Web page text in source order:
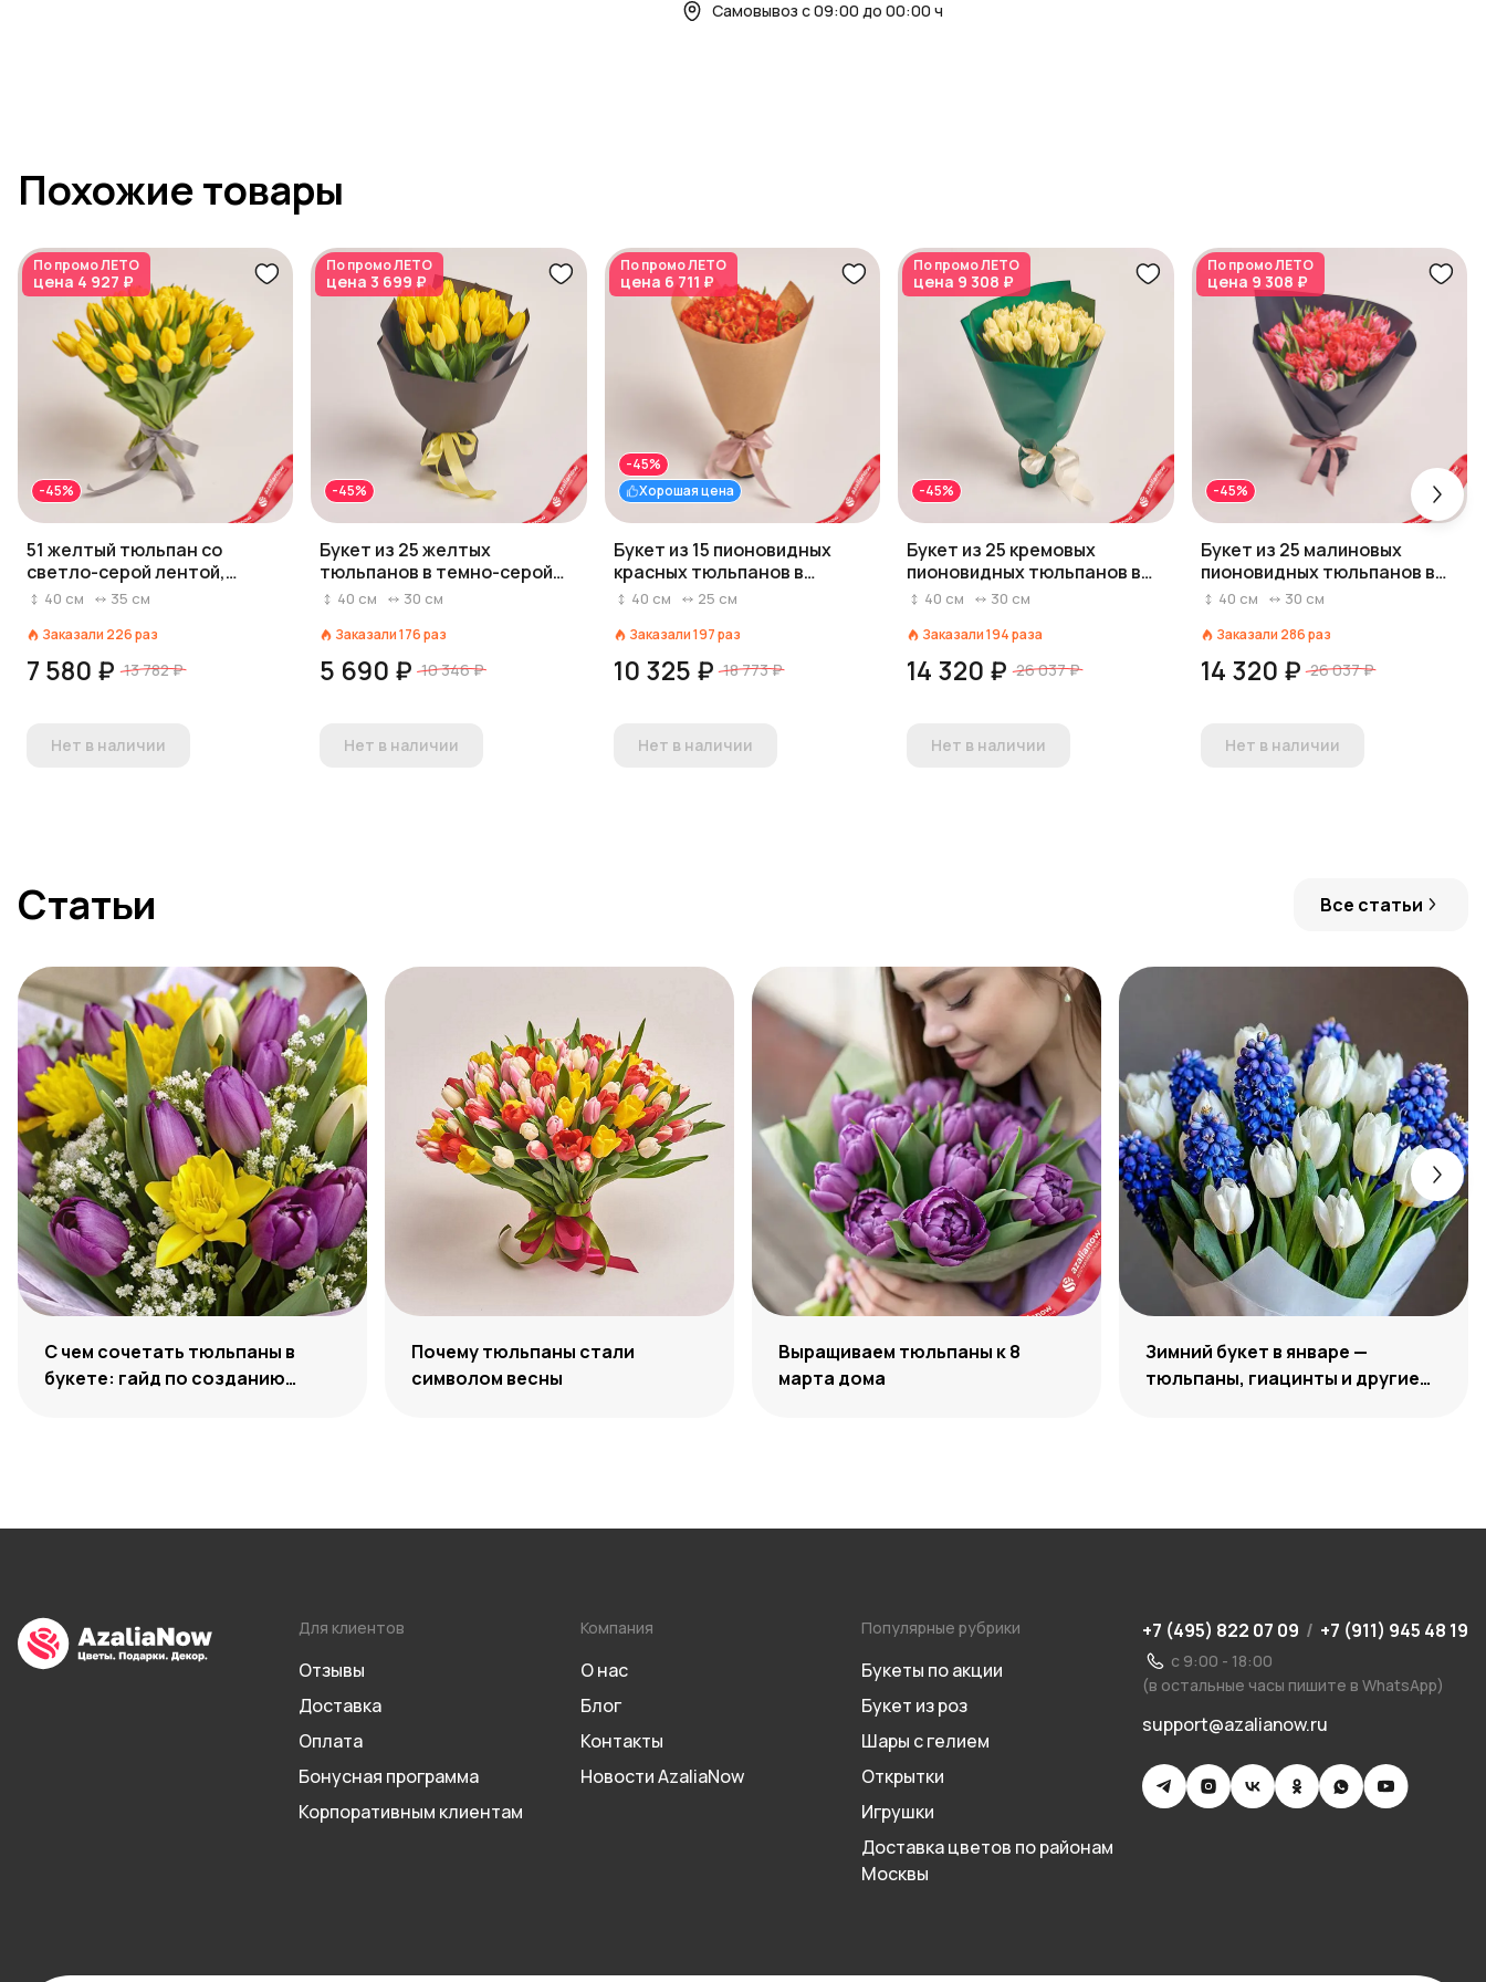
Самовывоз с 09:00 до 00:00 ч
Похожие товары
По промоЛЕТО
цена 4 927 ₽
-45%
51 желтый тюльпан со
светло-серой лентой,
Россия
40 см 35 см
Заказали 226раз
7 580 ₽ 13 782 ₽
Нет в наличии
По промоЛЕТО
цена3 699 ₽
-45%
Букет из 25 желтых
тюльпанов в темно-серой
пленке
40 см 30 см
Заказали176раз
5 690 ₽ 10 346 ₽
Нет в наличии
По промоЛЕТО
цена 6 711 ₽
Хорошая цена
-45%
Букет из 15 пионовидных
красных тюльпанов в
крафте
40 см 25 см
Заказали197раз
10 325 ₽ 18 773 ₽
Нет в наличии
По промоЛЕТО
цена 9 308 ₽
-45%
Букет из 25 кремовых
пионовидных тюльпанов в
зеленой бумаге
40 см 30 см
Заказали194раза
14 320 ₽ 26 037 ₽
Нет в наличии
По промоЛЕТО
цена 9 308 ₽
-45%
Букет из 25 малиновых
пионовидных тюльпанов в
черной бумаге
40 см 30 см
Заказали 286раз
14 320 ₽ 26 037 ₽
Нет в наличии
Статьи Все статьи
С чем сочетать тюльпаны в
букете: гайд по созданию
Почему тюльпаны стали
символом весны
Выращиваем тюльпаны к 8
марта дома
Зимний букет в январе —
тюльпаны, гиацинты и другие
Для клиентов
Отзывы
Доставка
Оплата
Бонусная программа
Корпоративным клиентам
Компания
О нас
Блог
Контакты
Новости AzaliaNow
Популярные рубрики
Букеты по акции
Букет из роз
Шары с гелием
Открытки
Игрушки
Доставка цветов по районам
Москвы
+7 (495) 822 07 09 / +7 (911) 945 48 19
с 9:00 - 18:00
(в остальные часы пишите в WhatsApp)
support@azalianow.ru